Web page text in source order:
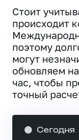
Стоит
происходит
поэтому
могут
обновляем
час, чтобы
точный
Сегодня